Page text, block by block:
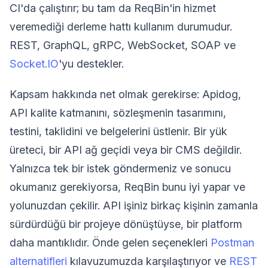
CI'da çalıştırır; bu tam da ReqBin'in hizmet
veremediği derleme hattı kullanım durumudur.
REST, GraphQL, gRPC, WebSocket, SOAP ve
Socket.IO'yu destekler.
Kapsam hakkında net olmak gerekirse: Apidog,
API kalite katmanını, sözleşmenin tasarımını,
testini, taklidini ve belgelerini üstlenir. Bir yük
üreteci, bir API ağ geçidi veya bir CMS değildir.
Yalnızca tek bir istek göndermeniz ve sonucu
okumanız gerekiyorsa, ReqBin bunu iyi yapar ve
yolunuzdan çekilir. API işiniz birkaç kişinin zamanla
sürdürdüğü bir projeye dönüştüyse, bir platform
daha mantıklıdır. Önde gelen seçenekleri Postman
alternatifleri kılavuzumuzda karşılaştırıyor ve REST